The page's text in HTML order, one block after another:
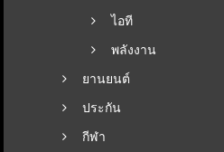
ไอที
พลังงาน
ยานยนต์
ประกัน
กีฬา